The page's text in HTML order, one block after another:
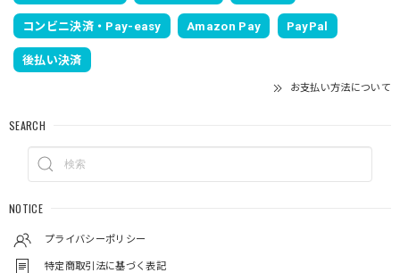
コンビニ決済・Pay-easy Amazon Pay PayPal
後払い決済
お支払い方法について
SEARCH
NOTICE
プライバシーポリシー
特定商取引法に基づく表記